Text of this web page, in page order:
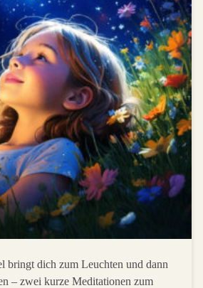
bringt dich zum Leuchten und dann
– zwei kurze Meditationen zum